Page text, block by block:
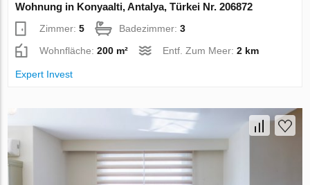
Wohnung in Konyaalti, Antalya, Türkei Nr. 206872
Zimmer:5 Badezimmer:3
Wohnfläche:200 m² Entf. Zum Meer:2 km
Expert Invest